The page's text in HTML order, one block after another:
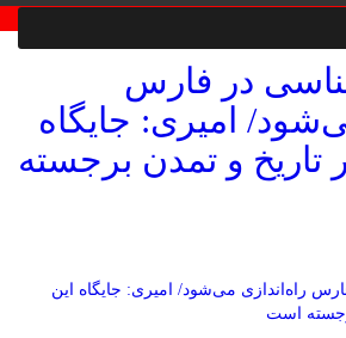
در فارس
امیری: جایگاه
تاریخ و تمدن برجسته